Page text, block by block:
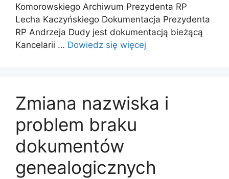
Komorowskiego Archiwum Prezydenta RP
Lecha Kaczyńskiego Dokumentacja Prezydenta
RP Andrzeja Dudy jest dokumentacją bieżącą
Kancelarii … Dowiedz się więcej
Zmiana nazwiska i
problem braku
dokumentów
genealogicznych